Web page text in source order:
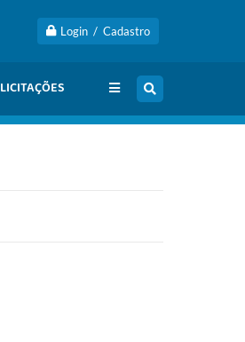
Login / Cadastro
LICITAÇÕES